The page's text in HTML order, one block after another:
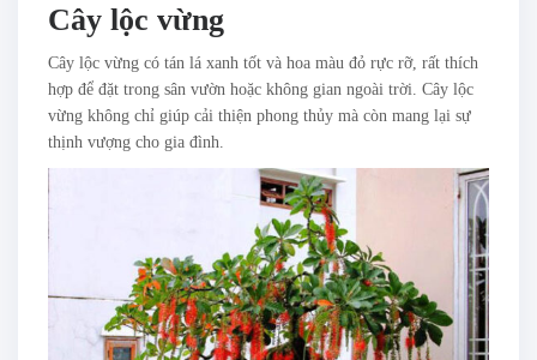
Cây lộc vừng
Cây lộc vừng có tán lá xanh tốt và hoa màu đỏ rực rỡ, rất thích
hợp để đặt trong sân vườn hoặc không gian ngoài trời. Cây lộc
vừng không chỉ giúp cải thiện phong thủy mà còn mang lại sự
thịnh vượng cho gia đình.